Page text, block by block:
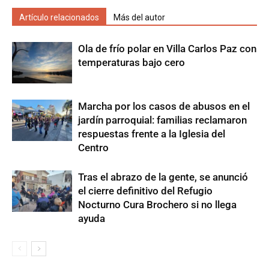
Artículo relacionados Más del autor
Ola de frío polar en Villa Carlos Paz con
temperaturas bajo cero
Marcha por los casos de abusos en el
jardín parroquial: familias reclamaron
respuestas frente a la Iglesia del
Centro
Tras el abrazo de la gente, se anunció
el cierre definitivo del Refugio
Nocturno Cura Brochero si no llega
ayuda